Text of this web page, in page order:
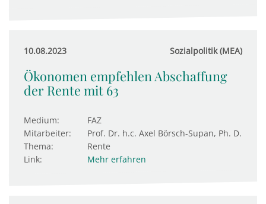
10.08.2023 Sozialpolitik (MEA)
Ökonomen empfehlen Abschaffung
der Rente mit 63
Medium:
FAZ
Mitarbeiter:
Prof. Dr. h.c. Axel Börsch-Supan, Ph. D.
Thema:
Rente
Link:
Mehr erfahren